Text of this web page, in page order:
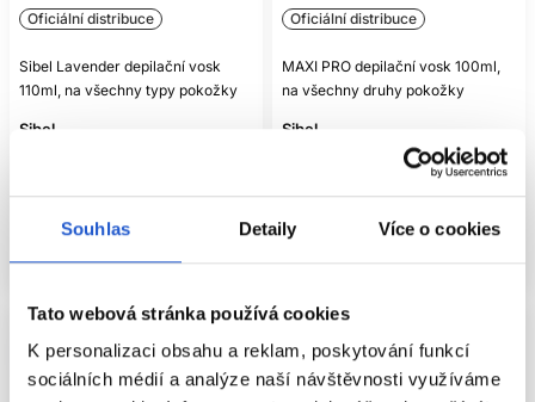
Souhlas Detaily Více o cookies
Tato webová stránka používá cookies
K personalizaci obsahu a reklam, poskytování funkcí
sociálních médií a analýze naší návštěvnosti využíváme
depilace těsně po opalování, na poškozené kůži nebo bez
teplotu vždy otestujte. U kazety ověřte volný pohyb válečku
a neaplikujte produkt násilím.
JAK SESTAVIT KOMPLETNÍ
DEPILAČNÍ VÝBAVU
systému můžete potřebovat ohřívač, špachtle, pásky,
ochranné podložky,rukavicea přípravky před a po depilaci.
zase vyžaduje nádobu a bezpečnou regulaci teploty. Před
nákupem si projděte celý postup od přípravy pokožky až po
odstranění zbytků, aby během práce nic nechybělo.
Oficiální distribuce
Sibel Lavender depilační vosk
110ml, na všechny typy pokožky
Sibel
Koupit
Skladem ㅤ
Oficiální distribuce
MAXI PRO depilační vosk 100ml,
na všechny druhy pokožky
Sibel
Kosmetické pomůcky
Koupit
Skladem ㅤ